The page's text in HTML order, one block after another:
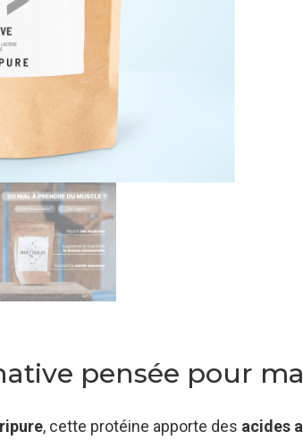
pensée pour
, cette protéine apporte des acides